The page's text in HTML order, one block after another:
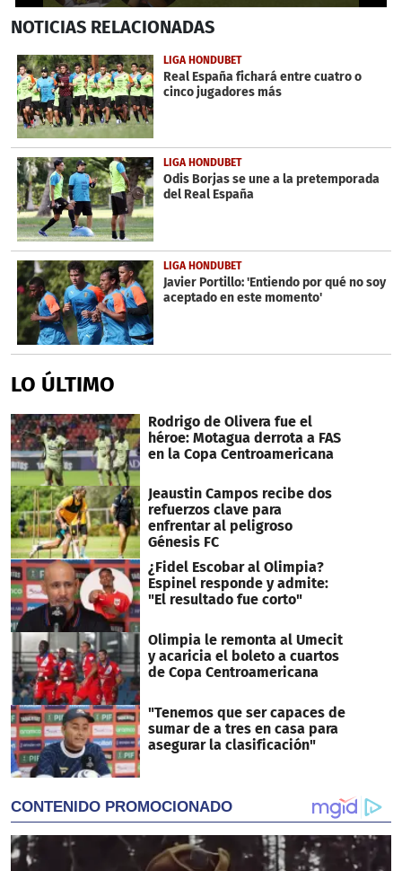
seconds
27
seconds
NOTICIAS RELACIONADAS
LIGA HONDUBET
Real España fichará entre cuatro o
cinco jugadores más
LIGA HONDUBET
Odis Borjas se une a la pretemporada
del Real España
LIGA HONDUBET
Javier Portillo: 'Entiendo por qué no soy
aceptado en este momento'
LO ÚLTIMO
Rodrigo de Olivera fue el
héroe: Motagua derrota a FAS
en la Copa Centroamericana
Jeaustin Campos recibe dos
refuerzos clave para
enfrentar al peligroso
Génesis FC
¿Fidel Escobar al Olimpia?
Espinel responde y admite:
"El resultado fue corto"
Olimpia le remonta al Umecit
y acaricia el boleto a cuartos
de Copa Centroamericana
"Tenemos que ser capaces de
sumar de a tres en casa para
asegurar la clasificación"